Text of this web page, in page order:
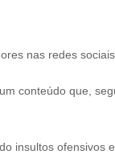
nas redes sociais.
conteúdo que,
insultos ofensivos